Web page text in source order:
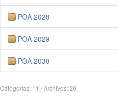
POA 2028
POA 2029
POA 2030
Categorías: 11 /Archivos: 20